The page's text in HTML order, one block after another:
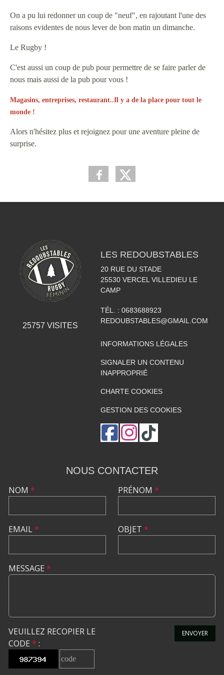
On a pu lui redonner un coup de "neuf", en rajoutant l'une des
raisons evidentes de nous lever de bon matin un dimanche.
Le Rugby !
C'est aussi un coup de pub pour permettre de se faire parler de
nous mais aussi de la pub pour vous !
Magasins, entreprises, restaurant..Il y a de la place pour tout le
monde !
Alors n'hésitez plus et rejoignez pour une aventure pleine de
surprise.
25757 VISITES
LES REDOUBSTABLES
20 RUE DU STADE
25530 VERCEL VILLEDIEU LE
CAMP
TÉL. : 0683688923
REDOUBSTABLES@GMAIL.COM
INFORMATIONS LÉGALES
SIGNALER UN CONTENU
INAPPROPRIÉ
CHARTE COOKIES
GESTION DES COOKIES
NOUS CONTACTER
NOM *
EMAIL*
PRÉNOM *
OBJET *
MESSAGE *
VEUILLEZ RECOPIER LE
CODE * :
ENVOYER